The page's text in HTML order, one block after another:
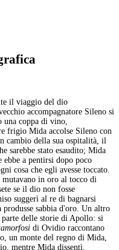
il viaggio del dio
accompagnatore Sileno si
una coppa di vino,
frigio Mida accolse Sileno con
cambio della sua ospitalità, il
sarebbe stato esaudito; Mida
ebbe a pentirsi dopo poco
cosa che egli avesse toccato.
mutavano in oro al tocco di
se il dio non fosse
suggerì al re di bagnarsi
sabbia d'oro. Un altro
parte delle storie di Apollo: si
di Ovidio raccontano
un monte del regno di Mida,
mentre Mida dissentì,